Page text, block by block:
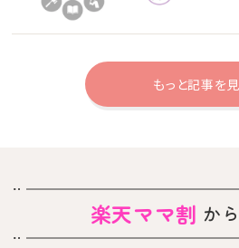
もっと記事を
楽天ママ割 か